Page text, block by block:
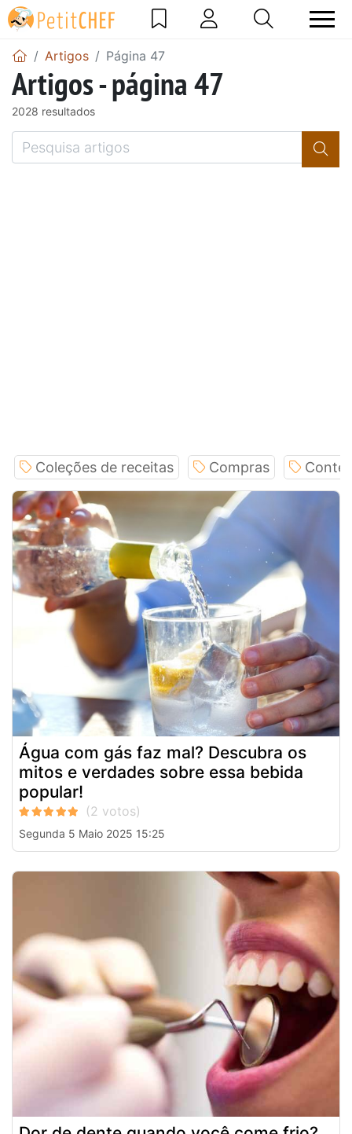
Artigos Página 47
Artigos - página 47
2028 resultados
Coleções de receitas Compras
Água com gás faz mal? Descubra os
mitos e verdades sobre essa bebida
popular!
Segunda 5 Maio 2025 15:25